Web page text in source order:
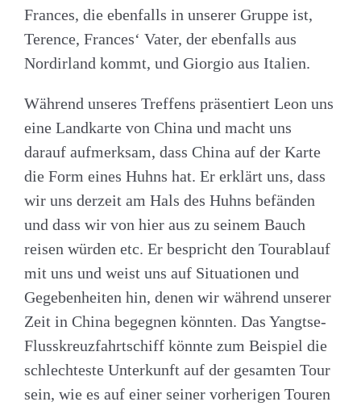
Frances, die ebenfalls in unserer Gruppe ist,
Terence, Frances‘ Vater, der ebenfalls aus
Nordirland kommt, und Giorgio aus Italien.
Während unseres Treffens präsentiert Leon uns
eine Landkarte von China und macht uns
darauf aufmerksam, dass China auf der Karte
die Form eines Huhns hat. Er erklärt uns, dass
wir uns derzeit am Hals des Huhns befänden
und dass wir von hier aus zu seinem Bauch
reisen würden etc. Er bespricht den Tourablauf
mit uns und weist uns auf Situationen und
Gegebenheiten hin, denen wir während unserer
Zeit in China begegnen könnten. Das Yangtse-
Flusskreuzfahrtschiff könnte zum Beispiel die
schlechteste Unterkunft auf der gesamten Tour
sein, wie es auf einer seiner vorherigen Touren